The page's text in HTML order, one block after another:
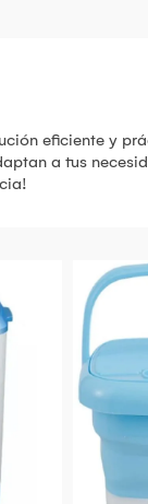
eficiente y
a tus